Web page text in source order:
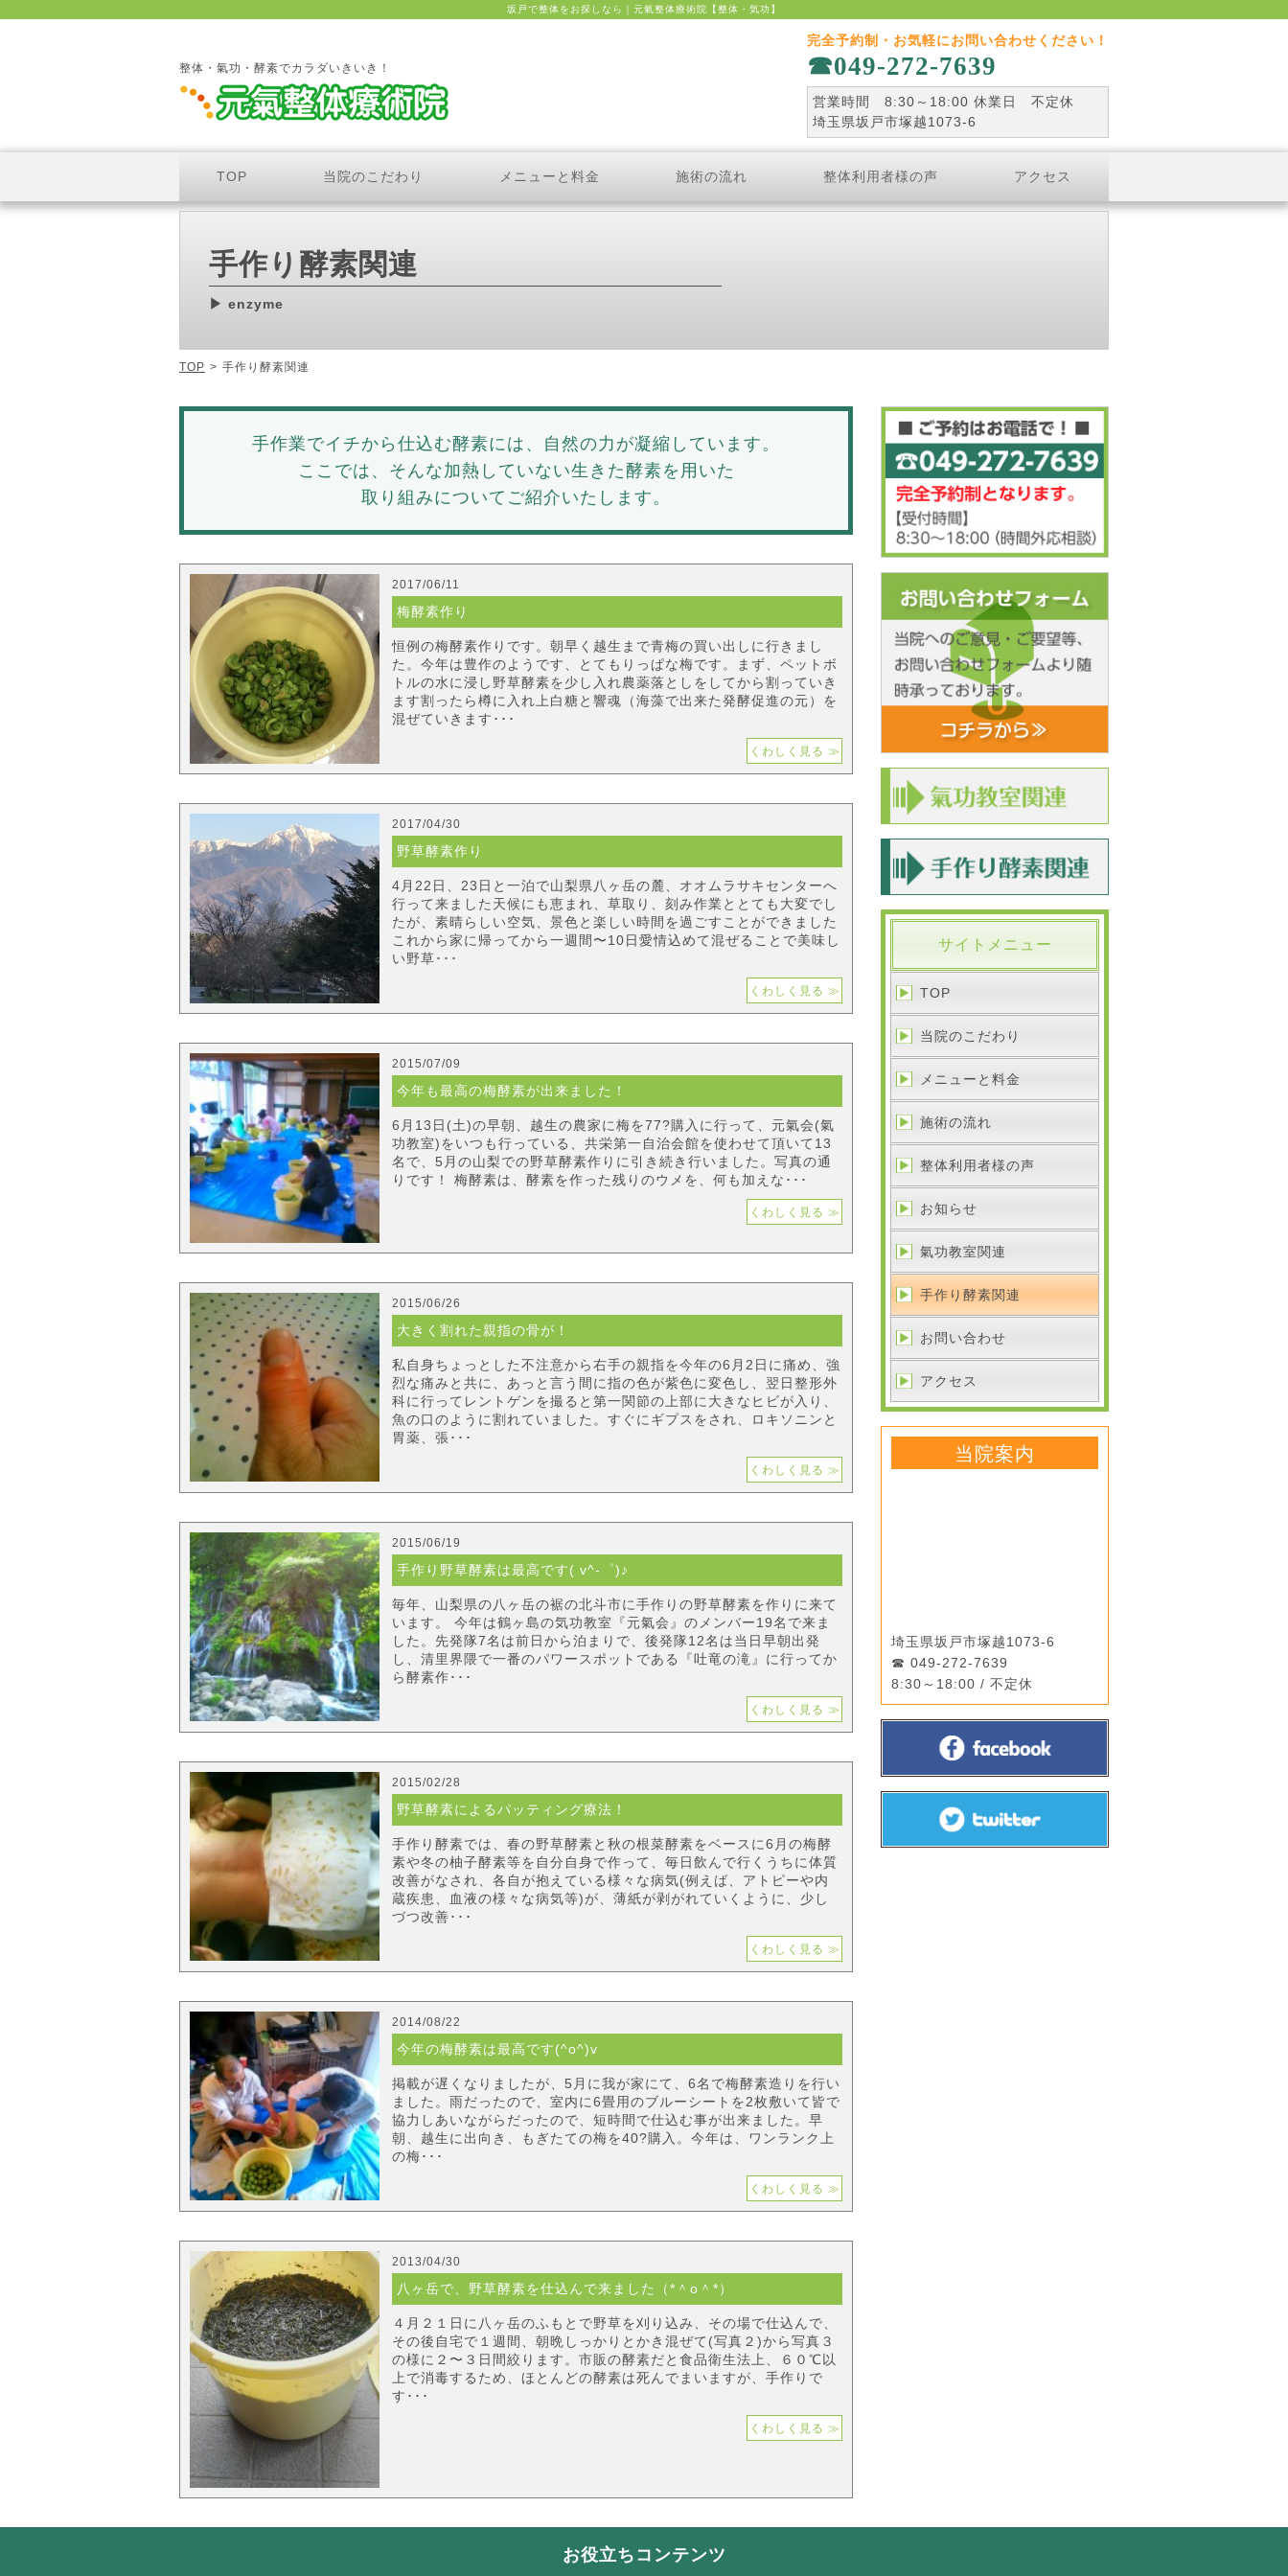
坂戸で整体をお探しなら｜元氣整体療術院【整体・気功】
整体・氣功・酵素でカラダいきいき！
完全予約制・お気軽にお問い合わせください！
049-272-7639
営業時間 8:30～18:00 休業日 不定休
埼玉県坂戸市塚越1073-6
TOP 当院のこだわり メニューと料金 施術の流れ 整体利用者様の声 アクセス
手作り酵素関連
enzyme
TOP > 手作り酵素関連
手作業でイチから仕込む酵素には、 自然の力が凝縮しています。
ここでは、そんな加熱していない生きた酵素を用いた
取り組みについてご紹介いたします。
2017/06/11
梅酵素作り
恒例の梅酵素作りです。朝早く越生まで青梅の買い出しに行きまし
た。今年は豊作のようです、とてもりっぱな梅です。まず、ペットボ
トルの水に浸し野草酵素を少し入れ農薬落としをしてから割っていき
ます割ったら樽に入れ上白糖と響魂（海藻で出来た発酵促進の元）を
混ぜていきます･･･
くわしく見る ≫
2017/04/30
野草酵素作り
4月22日、23日と一泊で山梨県八ヶ岳の麓、オオムラサキセンターへ
行って来ました天候にも恵まれ、草取り、刻み作業ととても大変でし
たが、素晴らしい空気、景色と楽しい時間を過ごすことができました
これから家に帰ってから一週間〜10日愛情込めて混ぜることで美味し
い野草･･･
くわしく見る ≫
2015/07/09
今年も最高の梅酵素が出来ました！
6月13日(土)の早朝、越生の農家に梅を77?購入に行って、元氣会(氣
功教室)をいつも行っている、共栄第一自治会館を使わせて頂いて13
名で、5月の山梨での野草酵素作りに引き続き行いました。写真の通
りです！ 梅酵素は、酵素を作った残りのウメを、何も加えな･･･
くわしく見る ≫
2015/06/26
大きく割れた親指の骨が！
私自身ちょっとした不注意から右手の親指を今年の6月2日に痛め、強
烈な痛みと共に、あっと言う間に指の色が紫色に変色し、翌日整形外
科に行ってレントゲンを撮ると第一関節の上部に大きなヒビが入り、
魚の口のように割れていました。すぐにギプスをされ、ロキソニンと
胃薬、張･･･
くわしく見る ≫
2015/06/19
手作り野草酵素は最高です( v^-゜)♪
毎年、山梨県の八ヶ岳の裾の北斗市に手作りの野草酵素を作りに来て
います。 今年は鶴ヶ島の気功教室『元氣会』のメンバー19名で来ま
した。先発隊7名は前日から泊まりで、後発隊12名は当日早朝出発
し、清里界隈で一番のパワースポットである『吐竜の滝』に行ってか
ら酵素作･･･
くわしく見る ≫
2015/02/28
野草酵素によるパッティング療法！
手作り酵素では、春の野草酵素と秋の根菜酵素をベースに6月の梅酵
素や冬の柚子酵素等を自分自身で作って、毎日飲んで行くうちに体質
改善がなされ、各自が抱えている様々な病気(例えば、アトピーや内
蔵疾患、血液の様々な病気等)が、薄紙が剥がれていくように、少し
づつ改善･･･
くわしく見る ≫
2014/08/22
今年の梅酵素は最高です(^o^)v
掲載が遅くなりましたが、5月に我が家にて、6名で梅酵素造りを行い
ました。雨だったので、室内に6畳用のブルーシートを2枚敷いて皆で
協力しあいながらだったので、短時間で仕込む事が出来ました。早
朝、越生に出向き、もぎたての梅を40?購入。今年は、ワンランク上
の梅･･･
くわしく見る ≫
2013/04/30
八ヶ岳で、野草酵素を仕込んで来ました（*＾o＾*）
４月２１日に八ヶ岳のふもとで野草を刈り込み、その場で仕込んで、
その後自宅で１週間、朝晩しっかりとかき混ぜて(写真２)から写真３
の様に２〜３日間絞ります。市販の酵素だと食品衛生法上、６０℃以
上で消毒するため、ほとんどの酵素は死んでまいますが、手作りで
す･･･
くわしく見る ≫
サイトメニュー
TOP
当院のこだわり
メニューと料金
施術の流れ
整体利用者様の声
お知らせ
氣功教室関連
手作り酵素関連
お問い合わせ
アクセス
当院案内
埼玉県坂戸市塚越1073-6
049-272-7639
8:30～18:00 / 不定休
お役立ちコンテンツ